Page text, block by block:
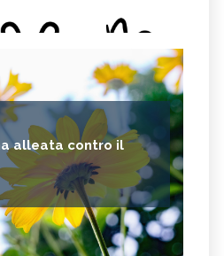
alleata contro il